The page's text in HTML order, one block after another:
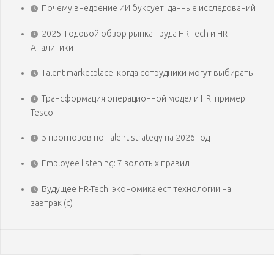
Почему внедрение ИИ буксует: данные исследований
2025: Годовой обзор рынка труда HR-Tech и HR-
Аналитики
Talent marketplace: когда сотрудники могут выбирать
Трансформация операционной модели HR: пример
Tesco
5 прогнозов по Talent strategy на 2026 год
Employee listening: 7 золотых правил
Будущее HR-Tech: экономика ест технологии на
завтрак (с)